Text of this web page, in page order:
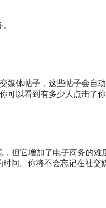
媒体帖子，这些帖子会自
可以看到有多少人点击了
但它增加了电子商务的
间。你将不会忘记在社